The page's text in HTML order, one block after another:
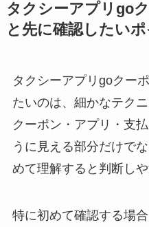
タクシーアプリgo
と先に確認したいポ
タクシーアプリgoクー
たいのは、細かなテク
クーポン・アプリ・支
うに見える部分だけで
めて理解すると判断しや
特に初めて確認する場合